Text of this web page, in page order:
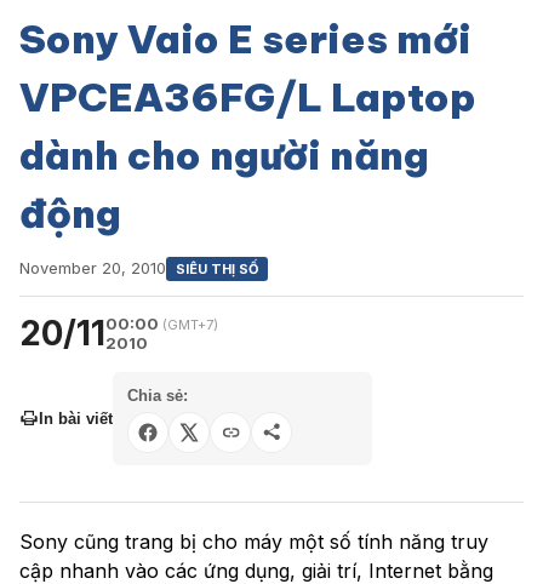
Sony Vaio E series mới
VPCEA36FG/L Laptop
dành cho người năng
động
November 20, 2010 SIÊU THỊ SỐ
20/1100:00 (GMT+7)
2010
In bài viết
Chia sẻ:
Sony cũng trang bị cho máy một số tính năng truy
cập nhanh vào các ứng dụng, giải trí, Internet bằng